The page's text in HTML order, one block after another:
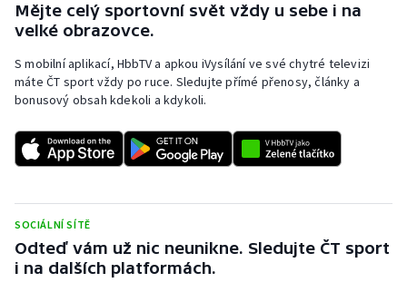
Mějte celý sportovní svět vždy u sebe i na
velké obrazovce.
S mobilní aplikací, HbbTV a apkou iVysílání ve své chytré televizi
máte ČT sport vždy po ruce. Sledujte přímé přenosy, články a
bonusový obsah kdekoli a kdykoli.
SOCIÁLNÍ SÍTĚ
Odteď vám už nic neunikne. Sledujte ČT sport
i na dalších platformách.